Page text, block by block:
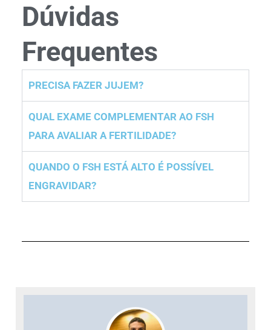
Dúvidas
Frequentes
PRECISA FAZER JUJEM?
QUAL EXAME COMPLEMENTAR AO FSH
PARA AVALIAR A FERTILIDADE?
QUANDO O FSH ESTÁ ALTO É POSSÍVEL
ENGRAVIDAR?